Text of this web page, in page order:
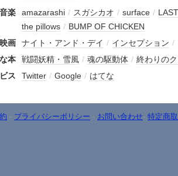
楽 amazarashi / スガシカオ / surface /
the pillows / BUMP OF CHICKEN
画
ナイト・アンド・デイ / インセプション /
本
戦闘妖精・雪風 / 魂の駆動体 / 終わりの
ス
Twitter / Google / はてな
- プライバシーポリシー - お問い合わせ- 特定商